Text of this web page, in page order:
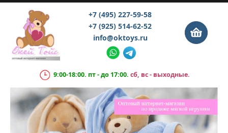
+7 (495) 227-59-58
+7 (925) 514-62-52
info@oktoys.ru
9:00-18:00. пт - до 17:00. сб, вс - выходные.